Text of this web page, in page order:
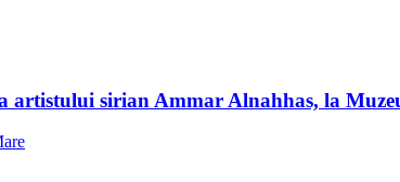
artistului sirian Ammar Alnahhas, la